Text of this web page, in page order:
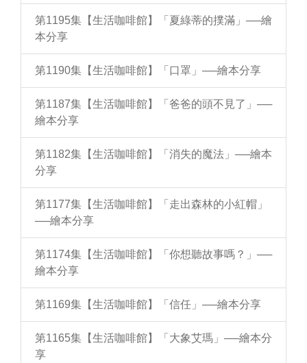
第1195集【生活咖啡館】「夏綠蒂的撲滿」──繪
本分享
第1190集【生活咖啡館】「口罩」──繪本分享
第1187集【生活咖啡館】「爸爸的頭不見了」──
繪本分享
第1182集【生活咖啡館】「消失的魔法」──繪本
分享
第1177集【生活咖啡館】「走出森林的小紅帽」
──繪本分享
第1174集【生活咖啡館】「你想聽故事嗎？」──
繪本分享
第1169集【生活咖啡館】「信任」──繪本分享
第1165集【生活咖啡館】「大象艾瑪」──繪本分
享